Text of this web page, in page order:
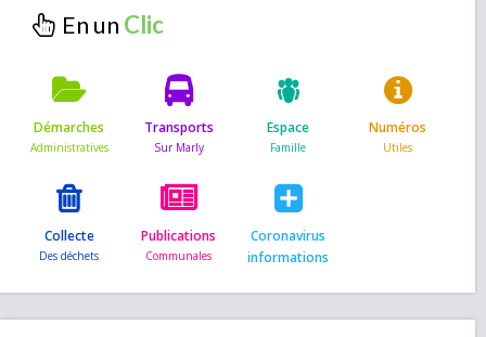
En un
Démarches Transports Espace Numéros
Collecte Publications
Coronavirus
informations